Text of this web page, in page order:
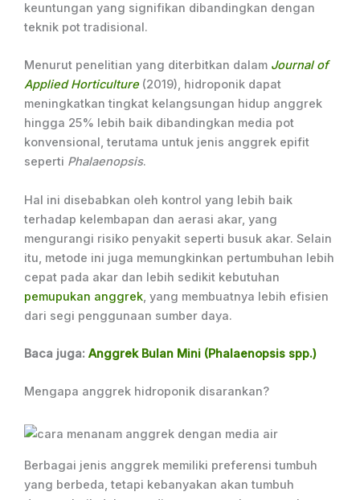
keuntungan yang signifikan dibandingkan dengan
teknik pot tradisional.
Menurut penelitian yang diterbitkan dalam Journal of
Applied Horticulture (2019), hidroponik dapat
meningkatkan tingkat kelangsungan hidup anggrek
hingga 25% lebih baik dibandingkan media pot
konvensional, terutama untuk jenis anggrek epifit
seperti Phalaenopsis.
Hal ini disebabkan oleh kontrol yang lebih baik
terhadap kelembapan dan aerasi akar, yang
mengurangi risiko penyakit seperti busuk akar. Selain
itu, metode ini juga memungkinkan pertumbuhan lebih
cepat pada akar dan lebih sedikit kebutuhan
pemupukan anggrek, yang membuatnya lebih efisien
dari segi penggunaan sumber daya.
Baca juga: Anggrek Bulan Mini (Phalaenopsis spp.)
Mengapa anggrek hidroponik disarankan?
Berbagai jenis anggrek memiliki preferensi tumbuh
yang berbeda, tetapi kebanyakan akan tumbuh